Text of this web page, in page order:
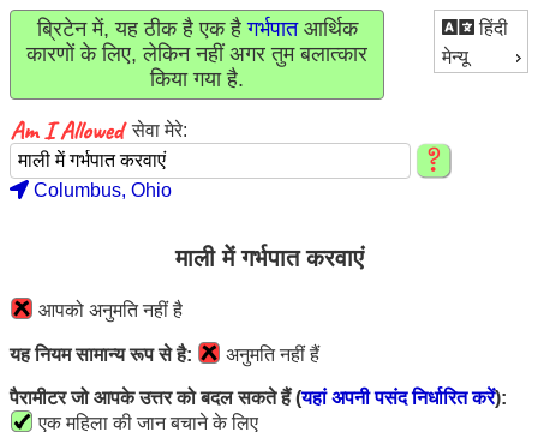
हिंदी
मेन्यू
ब्रिटेन में, यह ठीक है एक हैगर्भपातआर्थिक
कारणों के लिए, लेकिन नहीं अगर तुम बलात्कार
किया गया है.
सेवा मेरे:
Columbus, Ohio
माली में गर्भपात करवाएं
आपको अनुमति नहीं है
यह नियम सामान्य रूप से है: अनुमति नहीं हैं
पैरामीटर जो आपके उत्तर को बदल सकते हैं (यहां अपनी पसंद निर्धारित करें):
एक महिला की जान बचाने के लिए